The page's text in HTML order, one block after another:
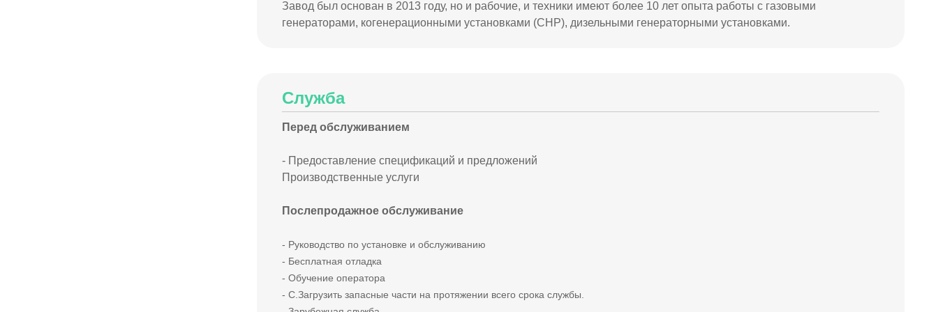
Завод был основан в 2013 году, но и рабочие, и техники имеют более 10 лет опыта работы с газовыми
генераторами, когенерационными установками (CHP), дизельными генераторными установками.
Служба
Перед обслуживанием
- Предоставление спецификаций и предложений
Производственные услуги
Послепродажное обслуживание
- Руководство по установке и обслуживанию
- Бесплатная отладка
- Обучение оператора
- С.Загрузить запасные части на протяжении всего срока службы.